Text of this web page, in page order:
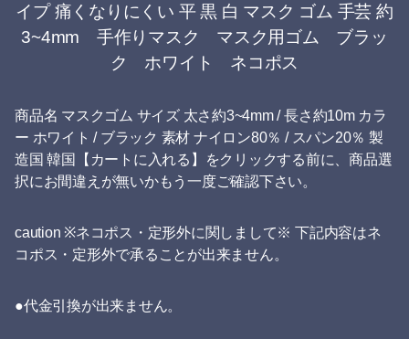
イプ 痛くなりにくい 平 黒 白 マスク ゴム 手芸 約
3~4mm 手作りマスク マスク用ゴム ブラッ
ク ホワイト ネコポス
商品名 マスクゴム サイズ 太さ約3~4mm / 長さ約10m カラ
ー ホワイト / ブラック 素材 ナイロン80％ / スパン20％ 製
造国 韓国【カートに入れる】をクリックする前に、商品選
択にお間違えが無いかもう一度ご確認下さい。
caution ※ネコポス・定形外に関しまして※ 下記内容はネ
コポス・定形外で承ることが出来ません。
●代金引換が出来ません。